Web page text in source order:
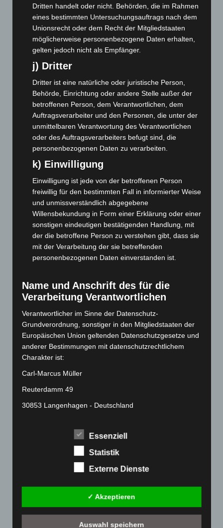
November 2023(130)
Oktober 2023(114)
September 2023(133)
August 2023(134)
Juli 2023(118)
Juni 2023(142)
Mai 2023(139)
April 2023
März 2023(174)
Februar 2023(154)
Dezember 2022 (130)
November 2022 (167)
Oktober 2022(166)
September 2022(205)
August 2022
Juli 2022(133)
Juni 2022(167)
April 2022 (198)
Februar 2022 (189)
Januar 2022(190)
Dezember 2021(204)
August 2021(154)
März 2021(228)
Januar 2021(192)
Dritten handelt oder nicht. Behörden, die im Rahmen
eines bestimmten Untersuchungsauftrags nach dem
Unionsrecht oder dem Recht der Mitgliedstaaten
möglicherweise personenbezogene Daten erhalten,
gelten jedoch nicht als Empfänger.
j) Dritter
Dritter ist eine natürliche oder juristische Person,
Behörde, Einrichtung oder andere Stelle außer der
betroffenen Person, dem Verantwortlichen, dem
Auftragsverarbeiter und den Personen, die unter der
unmittelbaren Verantwortung des Verantwortlichen
oder des Auftragsverarbeiters befugt sind, die
personenbezogenen Daten zu verarbeiten.
k) Einwilligung
Einwilligung ist jede von der betroffenen Person
freiwillig für den bestimmten Fall in informierter Weise
und unmissverständlich abgegebene
Willensbekundung in Form einer Erklärung oder einer
sonstigen eindeutigen bestätigenden Handlung, mit
der die betroffene Person zu verstehen gibt, dass sie
mit der Verarbeitung der sie betreffenden
personenbezogenen Daten einverstanden ist.
Name und Anschrift des für die
Verarbeitung Verantwortlichen
Verantwortlicher im Sinne der Datenschutz-
Grundverordnung, sonstiger in den Mitgliedstaaten der
Europäischen Union geltenden Datenschutzgesetze und
anderer Bestimmungen mit datenschutzrechtlichem
Charakter ist:
Carl-Marcus Müller
Reuterdamm 49
30853 Langenhagen - Deutschland
Fax: 0511-866 789 33
Die Internetseiten verwenden Cookies. Cookies sind
Textdateien, welche über einen Internetbrowser auf
Essenziell
Statistik
Externe Dienste
✓ Akzeptieren
Auswahl speichern